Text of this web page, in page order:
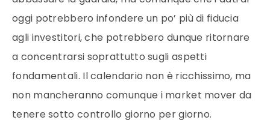
oggi potrebbero infondere un po’ più di fiducia
agli investitori, che potrebbero dunque ritornare
a concentrarsi soprattutto sugli aspetti
fondamentali. Il calendario non è ricchissimo, ma
non mancheranno comunque i market mover da
tenere sotto controllo giorno per giorno.